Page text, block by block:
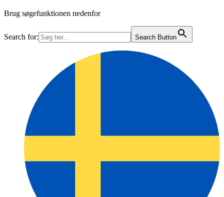
Brug søgefunktionen nedenfor
Search for: Search Button